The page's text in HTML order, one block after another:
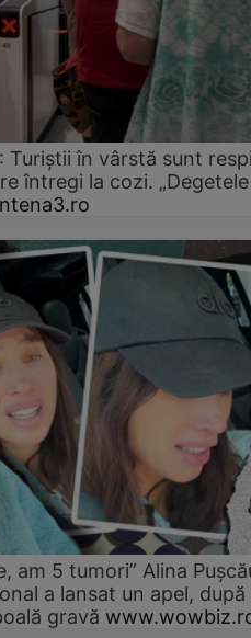
Turiștii în vârstă sunt
întregi la cozi. „Degetele
am 5 tumori” Alina
a lansat un apel, după
gravă